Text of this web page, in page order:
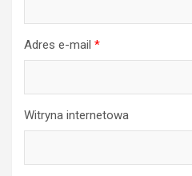
Adres e-mail *
Witryna internetowa